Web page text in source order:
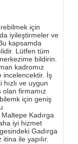
için
iyileştirmeler ve
kapsamda
Lütfen tüm
bildirin.
kadromız
incelencektir. İş
ve uygun
olan firmamız
için geniş
Kadırga
iyi hizmet
Gadırga
ile yapılır.